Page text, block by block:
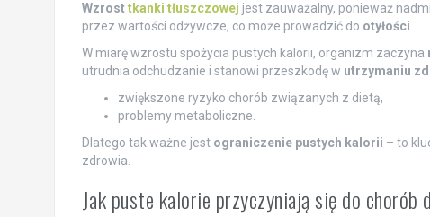
Wzrosttkanki tłuszczowej jest zauważalny, ponieważ
przez wartości odżywcze, co może prowadzić do otyłości.
W miarę wzrostu spożycia pustych kalorii, organizm zaczyna
utrudnia odchudzanie i stanowi przeszkodę w utrzymaniu
zwiększone ryzyko chorób związanych z dietą,
problemy metaboliczne.
Dlatego tak ważne jest ograniczenie pustych kalorii – to
zdrowia.
Jak puste kalorie przyczyniają się do chorób